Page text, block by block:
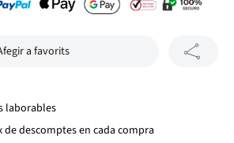
a favorits
laborables
de descomptes en cada compra